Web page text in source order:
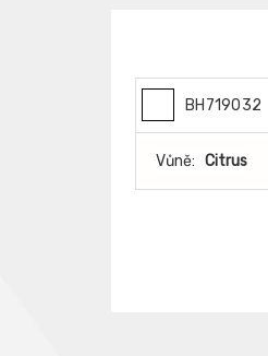
BH719032
Vůně: Citrus